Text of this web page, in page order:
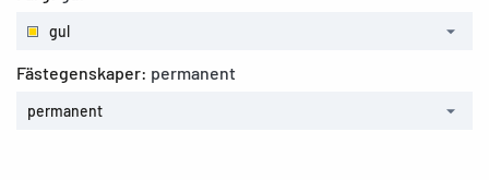
gul
Fästegenskaper: permanent
permanent